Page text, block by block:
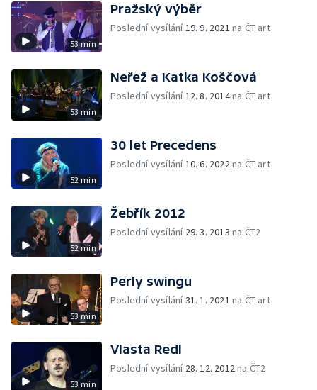
53 min
Pražský výběr
Poslední vysílání19. 9. 2021 na ČT art
53 min
Neřež a Katka Koščová
Poslední vysílání12. 8. 2014na ČT art
52 min
30 let Precedens
Poslední vysílání10. 6. 2022na ČT art
52 min
Žebřík 2012
Poslední vysílání 29. 3. 2013 na ČT2
53 min
Perly swingu
Poslední vysílání31. 1. 2021 na ČT art
53 min
Vlasta Redl
Poslední vysílání 28. 12. 2012na ČT2